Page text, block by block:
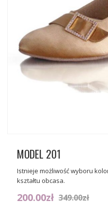
Tango
Flamenco
Wizytowe
Gdzie można kupić nasze buty?
Kontakt
MODEL 201
Istnieje możliwość wyboru
kształtu obcasa.
349.00zł
200.00zł